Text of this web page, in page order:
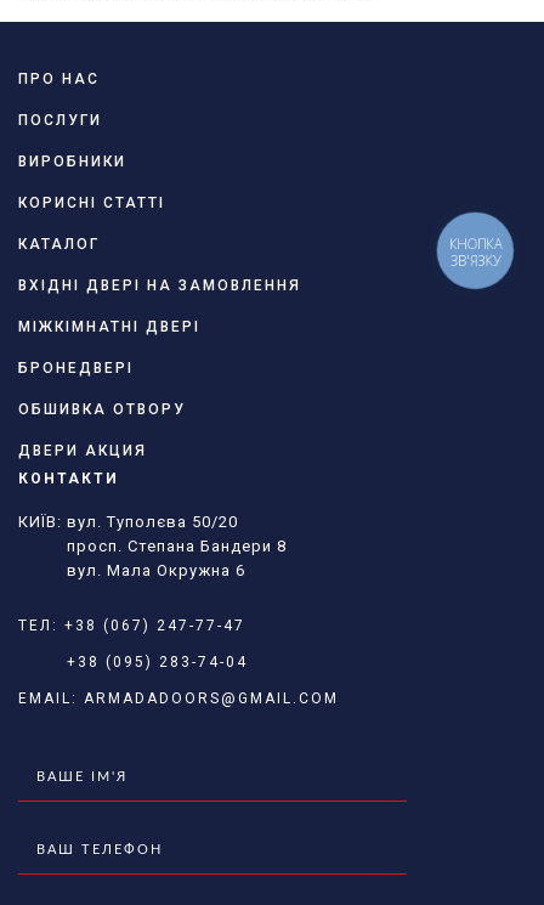
ПРО НАС
ПОСЛУГИ
ВИРОБНИКИ
КОРИСНІ СТАТТІ
КАТАЛОГ
ВХІДНІ ДВЕРІ НА ЗАМОВЛЕННЯ
МІЖКІМНАТНІ ДВЕРІ
БРОНЕДВЕРІ
ОБШИВКА ОТВОРУ
ДВЕРИ АКЦИЯ
КОНТАКТИ
КИЇВ: вул. Туполєва 50/20
просп. Степана Бандери 8
вул. Мала Окружна 6
ТЕЛ: +38 (067) 247-77-47
+38 (095) 283-74-04
EMAIL: ARMADADOORS@GMAIL.COM
КНОПКА
ЗВ'ЯЗКУ